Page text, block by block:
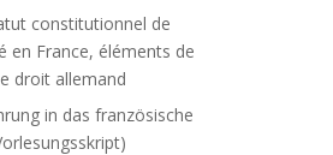
constitutionnel de
en France, éléments de
droit allemand
in das französische